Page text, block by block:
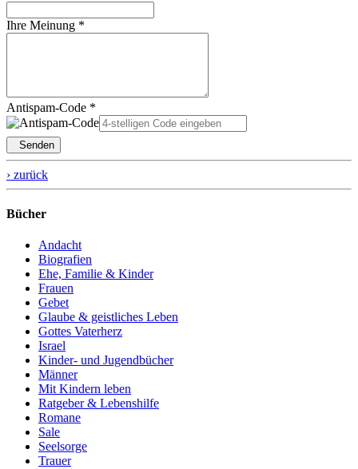
Ihre Meinung *
Antispam-Code *
Senden
› zurück
Bücher
Andacht
Biografien
Ehe, Familie & Kinder
Frauen
Gebet
Glaube & geistliches Leben
Gottes Vaterherz
Israel
Kinder- und Jugendbücher
Männer
Mit Kindern leben
Ratgeber & Lebenshilfe
Romane
Sale
Seelsorge
Trauer